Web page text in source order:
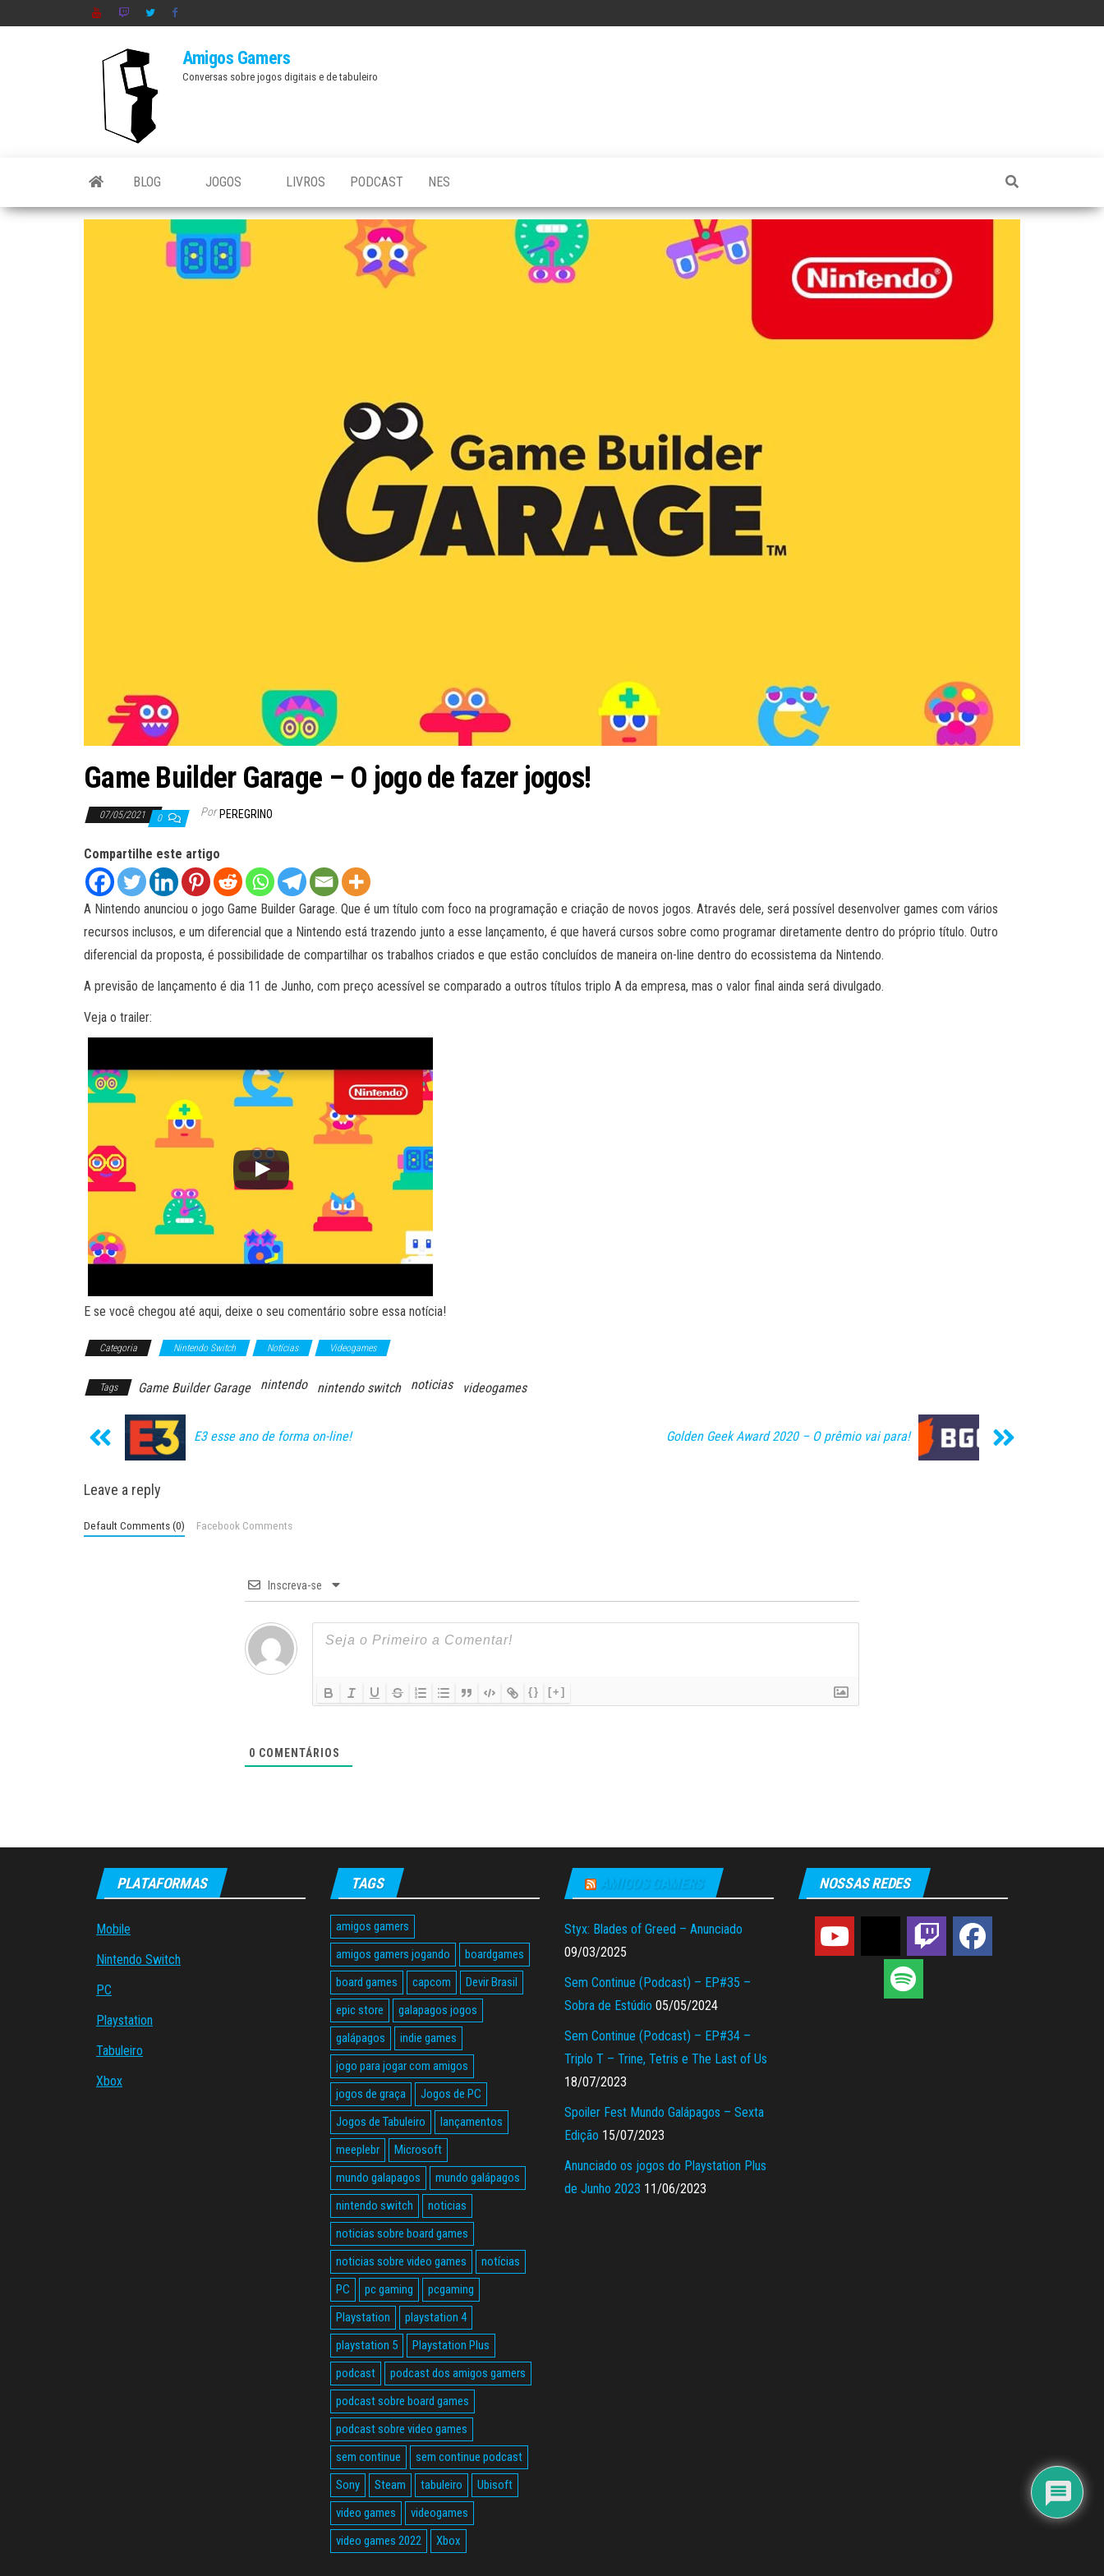
Amigos Gamers
Conversas sobre jogos digitais e de tabuleiro
BLOG JOGOS LIVROS PODCAST NES
Game Builder Garage – O jogo de fazer jogos!
07/05/2021 0 Por PEREGRINO
Compartilhe este artigo
A Nintendo anunciou o jogo Game Builder Garage. Que é um título com foco na programação e criação de novos jogos. Através dele, será possível desenvolver games com vários
recursos inclusos, e um diferencial que a Nintendo está trazendo junto a esse lançamento, é que haverá cursos sobre como programar diretamente dentro do próprio título. Outro
diferencial da proposta, é possibilidade de compartilhar os trabalhos criados e que estão concluídos de maneira on-line dentro do ecossistema da Nintendo.
A previsão de lançamento é dia 11 de Junho, com preço acessível se comparado a outros títulos triplo A da empresa, mas o valor final ainda será divulgado.
Veja o trailer:
E se você chegou até aqui, deixe o seu comentário sobre essa notícia!
Categoria Nintendo Switch Notícias Videogames
Tags Game Builder Garage nintendo nintendo switch noticias videogames
E3 esse ano de forma on-line! Golden Geek Award 2020 – O prêmio vai para!
Leave a reply
Default Comments (0) Facebook Comments
Inscreva-se
{} [+]
0 COMENTÁRIOS
PLATAFORMAS
Mobile
Nintendo Switch
PC
Playstation
Tabuleiro
Xbox
TAGS
amigos gamers
amigos gamers jogando
boardgames
board games
capcom
Devir Brasil
epic store
galapagos jogos
galápagos
indie games
jogo para jogar com amigos
jogos de graça
Jogos de PC
Jogos de Tabuleiro
lançamentos
meeplebr
Microsoft
mundo galapagos
mundo galápagos
nintendo switch
noticias
noticias sobre board games
noticias sobre video games
notícias
PC
pc gaming
pcgaming
Playstation
playstation 4
playstation 5
Playstation Plus
podcast
podcast dos amigos gamers
podcast sobre board games
podcast sobre video games
sem continue
sem continue podcast
Sony
Steam tabuleiro
Ubisoft
video games
videogames
video games 2022
Xbox
AMIGOS GAMERS
Styx: Blades of Greed – Anunciado
09/03/2025
Sem Continue (Podcast) – EP#35 –
Sobra de Estúdio 05/05/2024
Sem Continue (Podcast) – EP#34 –
Triplo T – Trine, Tetris e The Last of Us
18/07/2023
Spoiler Fest Mundo Galápagos – Sexta
Edição 15/07/2023
Anunciado os jogos do Playstation Plus
de Junho 2023 11/06/2023
NOSSAS REDES